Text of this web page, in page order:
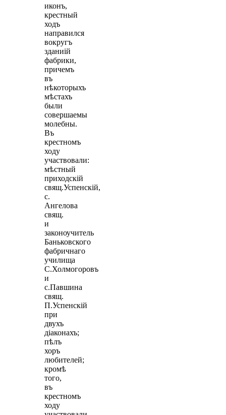
иконъ,
крестный
ходъ
направился
вокругъ
зданиiй
фабрики,
причемъ
въ
нѣкоторыхъ
мѣстахъ
были
совершаемы
молебны.
Въ
крестномъ
ходу
участвовали:
мѣстный
приходскiй
свящ.Успенскiй,
с.
Ангелова
свящ.
и
законоучитель
Баньковского
фабричнаго
училища
С.Холмогоровъ
и
с.Павшина
свящ.
П.Успенскiй
при
двухъ
дiаконахъ;
пѣлъ
хоръ
любителей;
кромѣ
того,
въ
крестномъ
ходу